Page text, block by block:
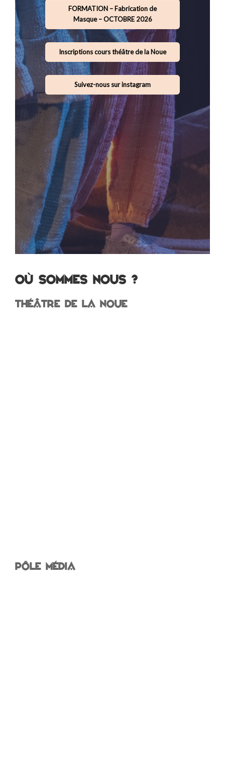
FORMATION – Fabrication de
Masque – OCTOBRE 2026
Inscriptions cours théâtre de la Noue
Suivez-nous sur instagram
Où sommes nous ?
Théâtre de la Noue
Pôle Média